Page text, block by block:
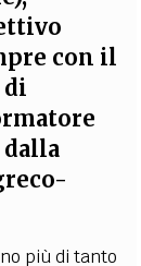
con il
di
più di tanto